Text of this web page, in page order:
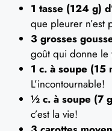
1 tasse (124 g)
que pleurer n’est
3 grosses
goût qui donne le
1 c. à soupe (15
L’incontournable!
½ c. à soupe (7
c’est la vie!